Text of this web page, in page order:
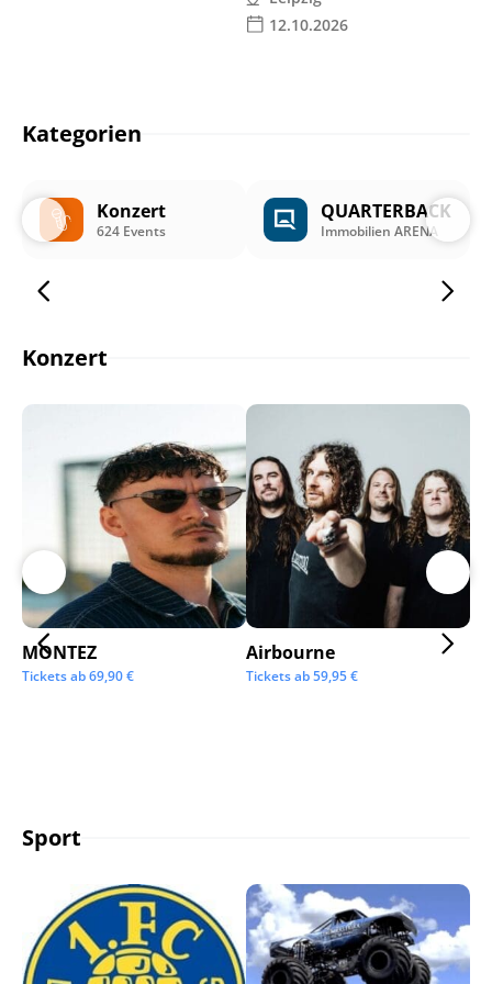
12.10.2026
Kategorien
Konzert
624 Events
QUARTERBACK
Immobilien ARENA
Konzert
MONTEZ
Tickets ab69,90€
Airbourne
Tickets ab59,95€
Sport